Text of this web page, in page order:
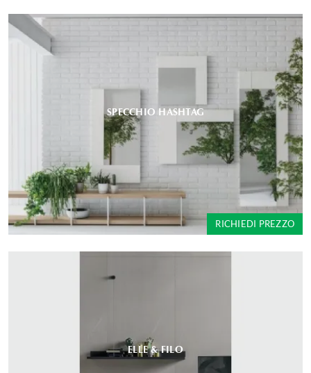
SPECCHIO HASHTAG
RICHIEDI PREZZO
ELLE & FILO